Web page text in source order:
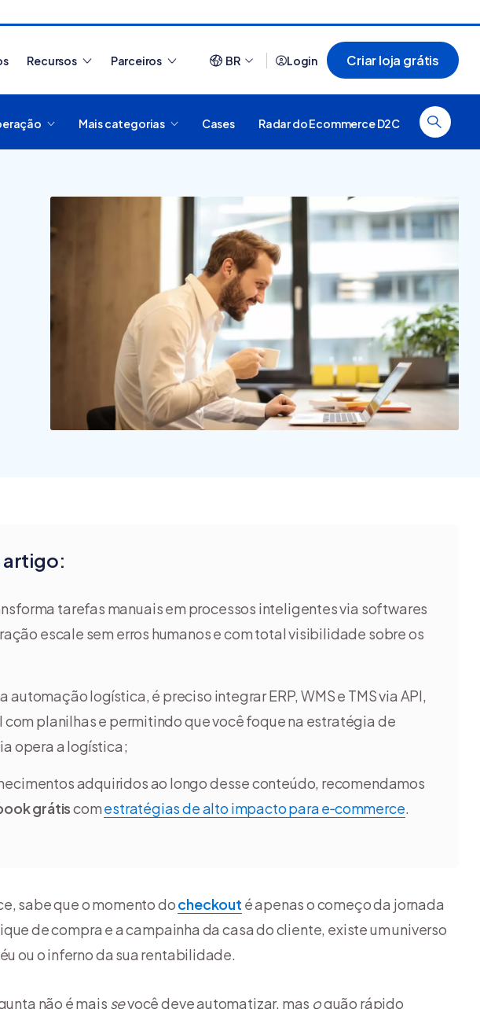
Recursos
migrar de plataforma de e-commerce?
O que é plataforma digital,
como funciona e quais são
tipos? [guia]
Parceiros BR Login Criar loja grátis
Mais categorias Cases Radar do Ecommerce D2C
artigo:
tarefas manuais em processos inteligentes via softwares
escale sem erros humanos e com total visibilidade sobre os
automação logística, é preciso integrar ERP, WMS e TMS via API,
planilhas e permitindo que você foque na estratégia de
opera a logística;
adquiridos ao longo desse conteúdo, recomendamos
grátiscomestratégias de alto impacto para e‑commerce.
sabe que o momento docheckout é apenas o começo da jornada
de compra e a campainha da casa do cliente, existe um universo
ou o inferno da sua rentabilidade.
não é mais sevocê deve automatizar, mas oquão rápido